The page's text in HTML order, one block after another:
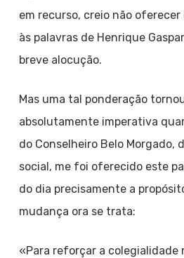
em recurso, creio não
às palavras de Henrique
breve alocução.
Mas uma tal ponderação
absolutamente imperativa
do Conselheiro Belo Morgado,
social, me foi oferecido este
do dia precisamente a
mudança ora se trata:
«Para reforçar a colegialidade